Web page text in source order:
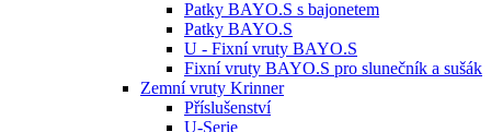
Patky BAYO.S s bajonetem
Patky BAYO.S
U - Fixní vruty BAYO.S
Fixní vruty BAYO.S pro slunečník a sušák
Zemní vruty Krinner
Příslušenství
U-Serie